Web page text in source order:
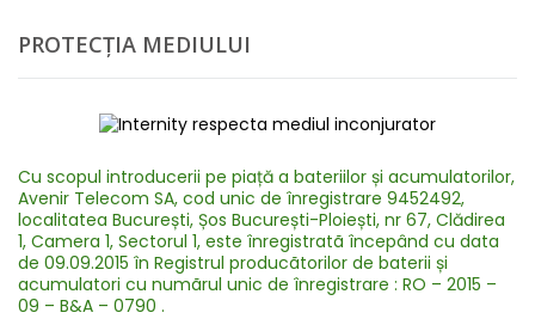
PROTECȚIA MEDIULUI
Cu scopul introducerii pe piață a bateriilor și acumulatorilor,
Avenir Telecom SA, cod unic de înregistrare 9452492,
localitatea București, Șos București-Ploiești, nr 67, Clădirea
1, Camera 1, Sectorul 1, este înregistratã începând cu data
de 09.09.2015 în Registrul producãtorilor de baterii și
acumulatori cu numãrul unic de înregistrare : RO – 2015 –
09 – B&A – 0790 .